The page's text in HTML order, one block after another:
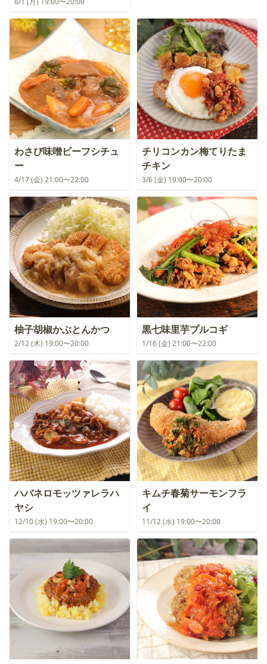
わさび味噌ビーフシチュ
ー
4/17 (金) 21:00〜22:00
チリコンカン梅てりたま
チキン
3/6 (金) 19:00〜20:00
柚子胡椒かぶとんかつ
2/12 (木) 19:00〜20:00
黒七味里芋プルコギ
1/16 (金) 21:00〜22:00
ハバネロモッツァレラハ
ヤシ
12/10 (水) 19:00〜20:00
キムチ春菊サーモンフラ
イ
11/12 (水) 19:00〜20:00